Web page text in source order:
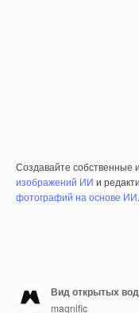
Создавайте
изображений ИИ и
фотографий на основе ИИ.
Вид открытых
magnific